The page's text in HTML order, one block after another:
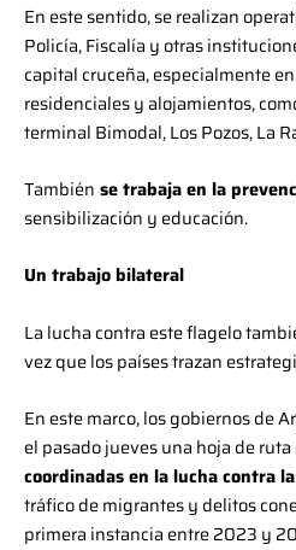
En este sentido, se realizan
Policía, Fiscalía y otras
capital cruceña, especialmente
residenciales y alojamientos,
terminal Bimodal, Los Pozos, La
También se trabaja en la
sensibilización y educación.
Un trabajo bilateral
La lucha contra este flagelo
vez que los países trazan
En este marco, los gobiernos de
el pasado jueves una hoja de
coordinadas en la lucha contra
tráfico de migrantes y delitos
primera instancia entre 2023 y